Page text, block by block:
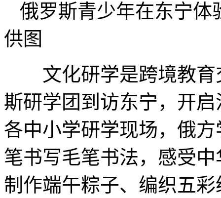
俄罗斯青少年在东宁
供图
文化研学是跨境教育
斯研学团到访东宁，开
各中小学研学现场，俄
笔书写毛笔书法，感受
制作端午粽子、编织五